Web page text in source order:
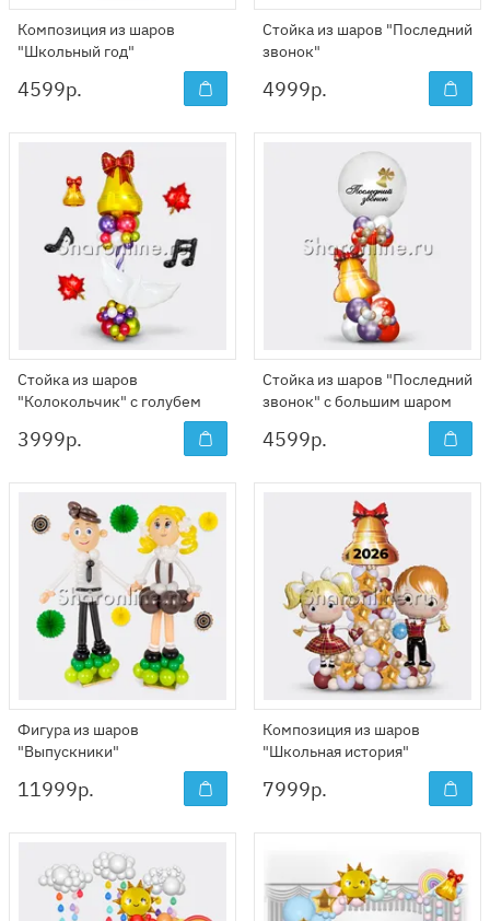
Композиция из шаров
"Школьный год"
4599р.
Стойка из шаров "Последний
звонок"
4999р.
Стойка из шаров
"Колокольчик" с голубем
3999р.
Стойка из шаров "Последний
звонок" с большим шаром
4599р.
Фигура из шаров
"Выпускники"
11999р.
Композиция из шаров
"Школьная история"
7999р.